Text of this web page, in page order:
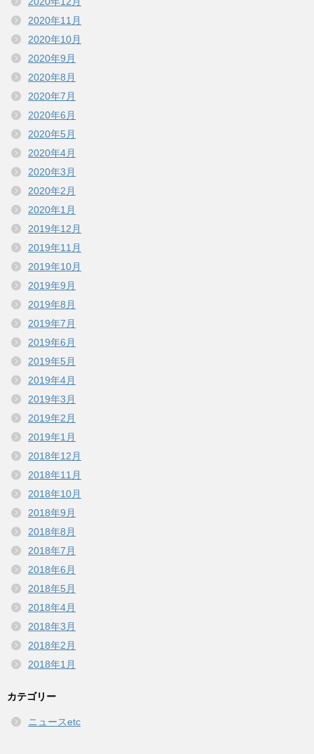
2020年11月
2020年10月
2020年9月
2020年8月
2020年7月
2020年6月
2020年5月
2020年4月
2020年3月
2020年2月
2020年1月
2019年12月
2019年11月
2019年10月
2019年9月
2019年8月
2019年7月
2019年6月
2019年5月
2019年4月
2019年3月
2019年2月
2019年1月
2018年12月
2018年11月
2018年10月
2018年9月
2018年8月
2018年7月
2018年6月
2018年5月
2018年4月
2018年3月
2018年2月
2018年1月
カテゴリー
ニュースetc